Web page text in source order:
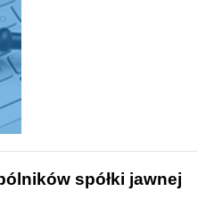
spółki jawnej